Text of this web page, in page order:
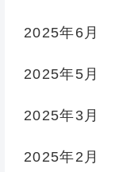
2025年6月
2025年5月
2025年3月
2025年2月